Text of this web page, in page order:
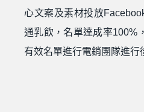
心文案及素材投放
通乳飲，名單達成率100%
有效名單進行電銷團隊進行